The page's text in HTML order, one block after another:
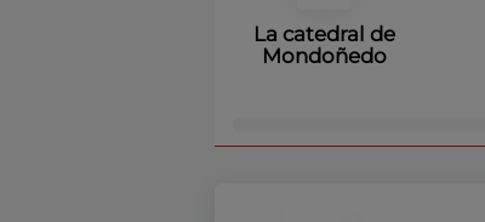
La catedral de
Mondoñedo